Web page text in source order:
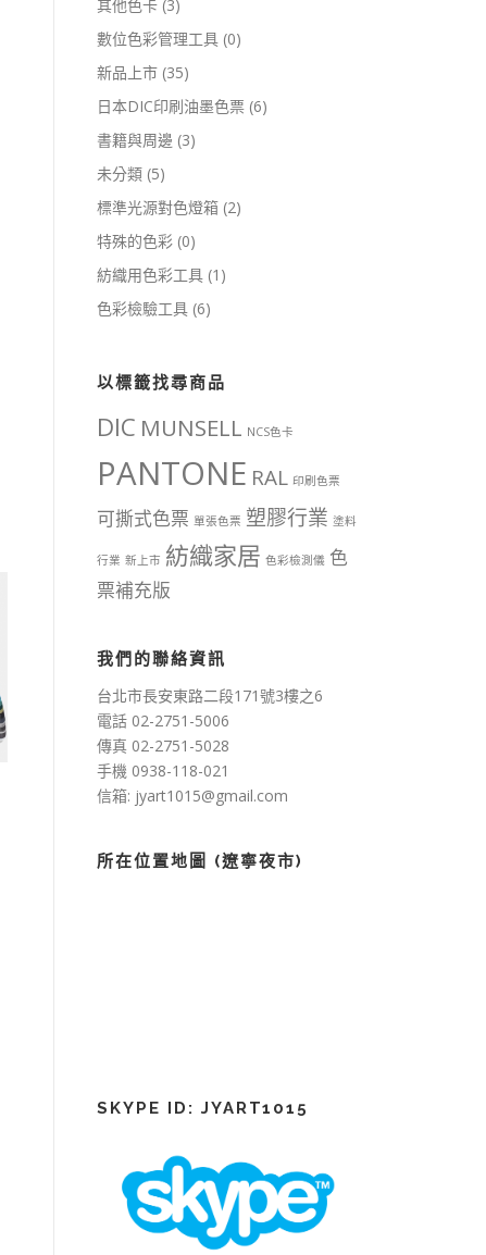
其他色卡 (3)
數位色彩管理工具 (0)
新品上市 (35)
日本DIC印刷油墨色票 (6)
書籍與周邊 (3)
未分類 (5)
標準光源對色燈箱 (2)
特殊的色彩 (0)
紡織用色彩工具 (1)
色彩檢驗工具 (6)
以標籤找尋商品
DIC MUNSELL NCS色卡
PANTONE RAL 印刷色票
可撕式色票 單張色票 塑膠行業 塗料
行業 新上市 紡織家居 色彩檢測儀 色
票補充版
我們的聯絡資訊
台北市長安東路二段171號3樓之6
電話 02-2751-5006
傳真 02-2751-5028
手機 0938-118-021
信箱: jyart1015@gmail.com
所在位置地圖 (遼寧夜市)
SKYPE ID: JYART1015